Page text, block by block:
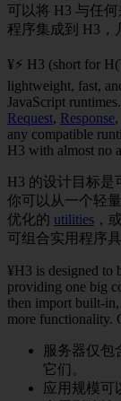
可以将 H3 与任
程序集成到 H3，
¥⚡ H3 (short for
lightweight, fast,
JavaScript
Request, Response,
any compatible
H3 with almost no
H3 的设计目标是
你可以从一个轻
优化的 utilities ，
可组合实用程序
¥H3 is designed to
providing one big
then import built-in,
more functionality.
服务器仅包
它们。
应用规模可